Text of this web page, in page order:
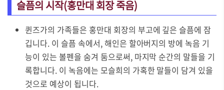
슬픔의 시작(홍만대 회장 죽음)
퀸즈가의 가족들은 홍만대 회장의 부고에 깊은 슬픔에 잠
깁니다. 이 슬픔 속에서, 해인은 할아버지의 방에 녹음 기
능이 있는 볼펜을 숨겨 둠으로써, 마지막 순간의 말들을 기
록합니다. 이 녹음에는 모슬희의 가혹한 말들이 담겨 있을
것으로 예상이 됩니다.